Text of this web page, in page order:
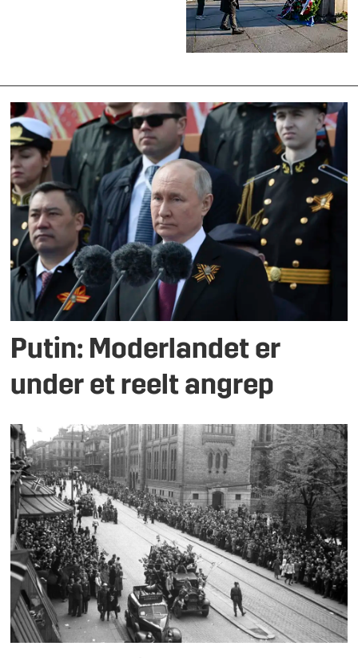
Putin: Moderlandet er
under et reelt angrep